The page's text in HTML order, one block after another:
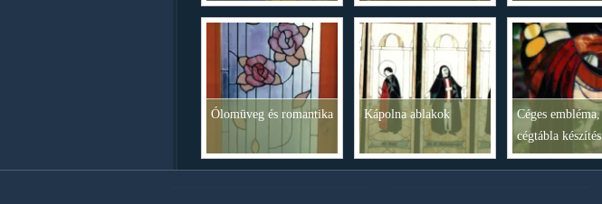
Ólomüveg és romantika Kápolna ablakok
Céges embléma,
cégtábla készítés